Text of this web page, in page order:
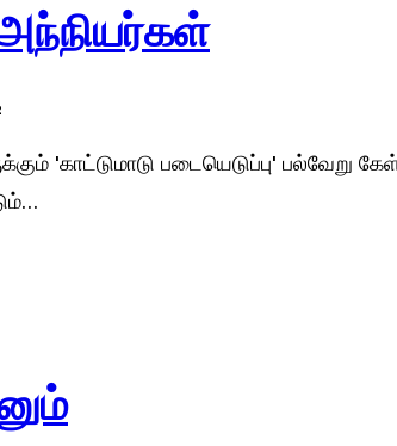
'காட்டுமாடு படையெடுப்பு' பல்வேறு